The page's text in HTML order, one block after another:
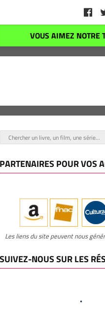
VOUS AIMEZ NOTRE
PARTENAIRES POUR VOS
Les liens du site peuvent nous
SUIVEZ-NOUS SUR LES